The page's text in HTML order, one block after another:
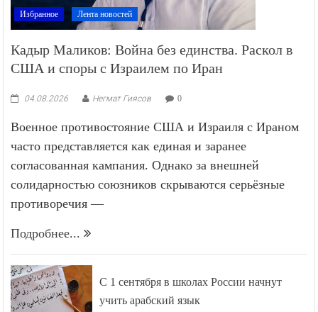
Избранное Лента новостей
Кадыр Маликов: Война без единства. Раскол в
США и споры с Израилем по Иран
04.08.2026 Негмат Гиясов 0
Военное противостояние США и Израиля с Ираном
часто представляется как единая и заранее
согласованная кампания. Однако за внешней
солидарностью союзников скрываются серьёзные
противоречия —
Подробнее...
С 1 сентября в школах России начнут
учить арабский язык